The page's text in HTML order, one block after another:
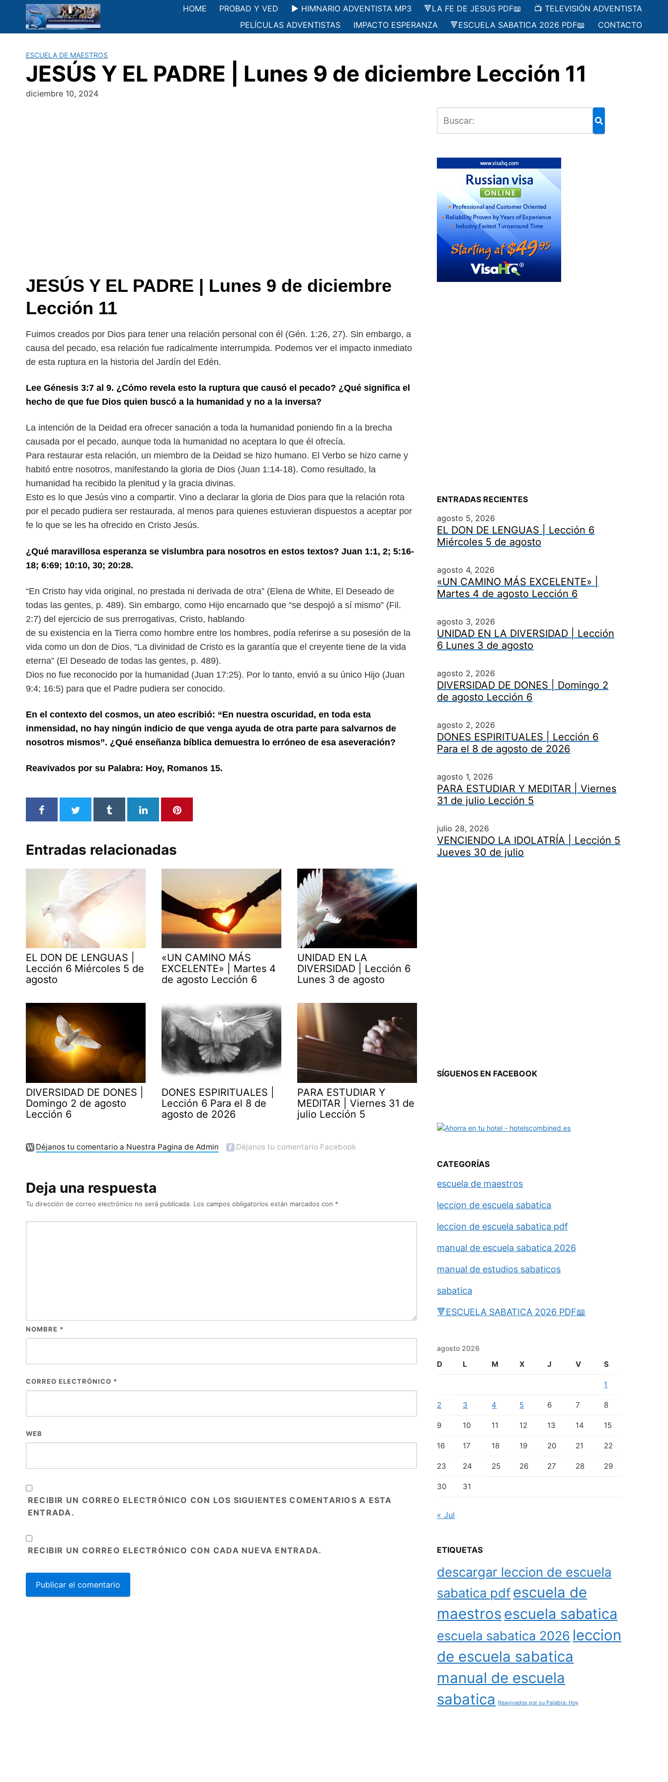
contenido
HOME PROBAD Y VED ▶️ HIMNARIO ADVENTISTA MP3 🔻LA FE DE JESUS PDF📖
📺 TELEVISIÓN ADVENTISTA
PELÍCULAS ADVENTISTAS
IMPACTO ESPERANZA 🔻ESCUELA SABATICA 2026 PDF📖 CONTACTO
ESCUELA DE MAESTROS
JESÚS Y EL PADRE | Lunes 9 de diciembre Lección 11
diciembre 10, 2024
JESÚS Y EL PADRE | Lunes 9 de diciembre
Lección 11
Fuimos creados por Dios para tener una relación personal con él (Gén. 1:26, 27). Sin embargo, a
causa del pecado, esa relación fue radicalmente interrumpida. Podemos ver el impacto inmediato
de esta ruptura en la historia del Jardín del Edén.
Lee Génesis 3:7 al 9. ¿Cómo revela esto la ruptura que causó el pecado? ¿Qué significa el
hecho de que fue Dios quien buscó a la humanidad y no a la inversa?
La intención de la Deidad era ofrecer sanación a toda la humanidad poniendo fin a la brecha
causada por el pecado, aunque toda la humanidad no aceptara lo que él ofrecía.
Para restaurar esta relación, un miembro de la Deidad se hizo humano. El Verbo se hizo carne y
habitó entre nosotros, manifestando la gloria de Dios (Juan 1:14-18). Como resultado, la
humanidad ha recibido la plenitud y la gracia divinas.
Esto es lo que Jesús vino a compartir. Vino a declarar la gloria de Dios para que la relación rota
por el pecado pudiera ser restaurada, al menos para quienes estuvieran dispuestos a aceptar por
fe lo que se les ha ofrecido en Cristo Jesús.
¿Qué maravillosa esperanza se vislumbra para nosotros en estos textos? Juan 1:1, 2; 5:16-
18; 6:69; 10:10, 30; 20:28.
“En Cristo hay vida original, no prestada ni derivada de otra” (Elena de White, El Deseado de
todas las gentes, p. 489). Sin embargo, como Hijo encarnado que “se despojó a sí mismo” (Fil.
2:7) del ejercicio de sus prerrogativas, Cristo, hablando
de su existencia en la Tierra como hombre entre los hombres, podía referirse a su posesión de la
vida como un don de Dios. “La divinidad de Cristo es la garantía que el creyente tiene de la vida
eterna” (El Deseado de todas las gentes, p. 489).
Dios no fue reconocido por la humanidad (Juan 17:25). Por lo tanto, envió a su único Hijo (Juan
9:4; 16:5) para que el Padre pudiera ser conocido.
En el contexto del cosmos, un ateo escribió: “En nuestra oscuridad, en toda esta
inmensidad, no hay ningún indicio de que venga ayuda de otra parte para salvarnos de
nosotros mismos”. ¿Qué enseñanza bíblica demuestra lo erróneo de esa aseveración?
Reavivados por su Palabra: Hoy, Romanos 15.
Entradas relacionadas
EL DON DE LENGUAS |
Lección 6 Miércoles 5 de
agosto
«UN CAMINO MÁS
EXCELENTE» | Martes 4
de agosto Lección 6
UNIDAD EN LA
DIVERSIDAD | Lección 6
Lunes 3 de agosto
DIVERSIDAD DE DONES |
Domingo 2 de agosto
Lección 6
DONES ESPIRITUALES |
Lección 6 Para el 8 de
agosto de 2026
PARA ESTUDIAR Y
MEDITAR | Viernes 31 de
julio Lección 5
Déjanos tu comentario a Nuestra Pagina de Admin Déjanos tu comentario Facebook
Deja una respuesta
Tu dirección de correo electrónico no será publicada. Los campos obligatorios están marcados con *
NOMBRE *
CORREO ELECTRÓNICO *
WEB
RECIBIR UN CORREO ELECTRÓNICO CON LOS SIGUIENTES COMENTARIOS A ESTA
ENTRADA.
RECIBIR UN CORREO ELECTRÓNICO CON CADA NUEVA ENTRADA.
ENTRADAS RECIENTES
agosto 5, 2026
EL DON DE LENGUAS | Lección 6
Miércoles 5 de agosto
agosto 4, 2026
«UN CAMINO MÁS EXCELENTE» |
Martes 4 de agosto Lección 6
agosto 3, 2026
UNIDAD EN LA DIVERSIDAD | Lección
6 Lunes 3 de agosto
agosto 2, 2026
DIVERSIDAD DE DONES | Domingo 2
de agosto Lección 6
agosto 2, 2026
DONES ESPIRITUALES | Lección 6
Para el 8 de agosto de 2026
agosto 1, 2026
PARA ESTUDIAR Y MEDITAR | Viernes
31 de julio Lección 5
julio 28, 2026
VENCIENDO LA IDOLATRÍA | Lección 5
Jueves 30 de julio
SÍGUENOS EN FACEBOOK
CATEGORÍAS
escuela de maestros
leccion de escuela sabatica
leccion de escuela sabatica pdf
manual de escuela sabatica 2026
manual de estudios sabaticos
sabatica
🔻ESCUELA SABATICA 2026 PDF📖
agosto 2026
D L M X J V S
1
2 3 4 5 6 7 8
9 10 11 12 13 14 15
16 17 18 19 20 21 22
23 24 25 26 27 28 29
30 31
« Jul
ETIQUETAS
descargar leccion de escuela
sabatica pdfescuela de
maestros escuela sabatica
escuela sabatica 2026 leccion
de escuela sabatica
manual de escuela
sabatica
Reavivados por su Palabra: Hoy